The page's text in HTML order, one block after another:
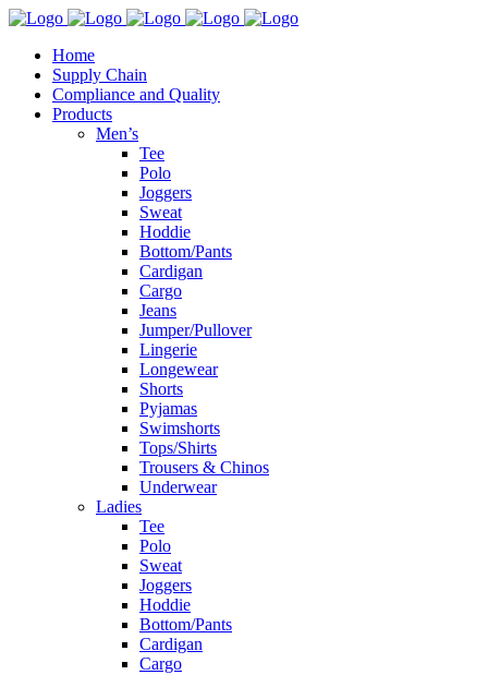
Home
Supply Chain
Compliance and Quality
Products
Men’s
Tee
Polo
Joggers
Sweat
Hoddie
Bottom/Pants
Cardigan
Cargo
Jeans
Jumper/Pullover
Lingerie
Longewear
Shorts
Pyjamas
Swimshorts
Tops/Shirts
Trousers & Chinos
Underwear
Ladies
Tee
Polo
Sweat
Joggers
Hoddie
Bottom/Pants
Cardigan
Cargo